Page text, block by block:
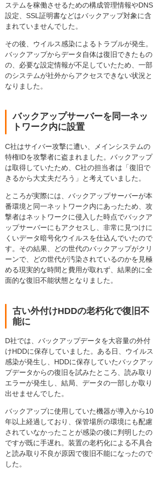
ステムを稼働させるための構成管理情報やDNS
設定、SSL証明書などはバックアップ対象に含
まれていませんでした。
その後、ウイルス感染によるトラブルが発生。
バックアップからデータ自体は復旧できたもの
の、必要な設定情報が不足していたため、一部
のシステムが社外からアクセスできない状況と
なりました。
バックアップサーバーを同一ネッ
トワーク内に設置
C社はサイバー攻撃に遭い、メインシステムの
特権IDを攻撃者に盗まれました。バックアップ
は取得していたため、C社の担当者は「復旧で
きるから大丈夫だろう」と考えていました。
ところが実際には、バックアップサーバーが本
番環境と同一ネットワーク内にあったため、攻
撃者はネットワークに侵入した時点でバックア
ップサーバーにもアクセスし、非常に見つけに
くいデータ暗号化ウイルスを仕込んでいたので
す。その結果、どの世代のバックアップがクリ
ーンで、どの世代が汚染されているのかを見極
める現実的な時間と費用が取れず、結果的に全
面的な復旧不能状態となりました。
古い外付けHDDの老朽化で復旧不
能に
D社では、バックアップデータを大容量の外付
けHDDに保存していました。ある日、ウイルス
感染が発生し、HDDに保存していたバックアッ
プデータからの復旧を試みたところ、読み取り
エラーが発生し、結局、データの一部しか取り
出せませんでした。
バックアップに使用していた機器が導入から10
年以上経過しており、保管場所の環境にも配慮
されていなかったことが感染の後に判明したの
ですが既に手遅れ。装置の老朽化による不具合
と読み取り不良が原因で復旧不能になったので
した。